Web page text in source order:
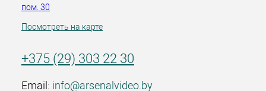
пом. 30
Посмотреть на карте
+375 (29) 303 22 30
Email: info@arsenalvideo.by